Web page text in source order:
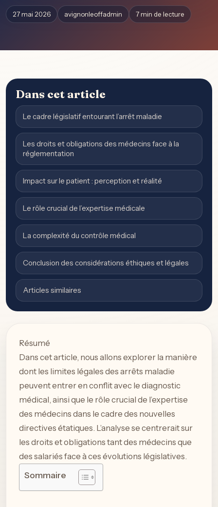
27 mai 2026 avignonleoffadmin 7 min de lecture
Dans cet article
Le cadre législatif entourant l’arrêt maladie
Les droits et obligations des médecins face à la
réglementation
Impact sur le patient : perception et réalité
Le rôle crucial de l’expertise médicale
La complexité du contrôle médical
Conclusion des considérations éthiques et légales
Articles similaires
Résumé
Dans cet article, nous allons explorer la manière
dont les limites légales des arrêts maladie
peuvent entrer en conflit avec le diagnostic
médical, ainsi que le rôle crucial de l’expertise
des médecins dans le cadre des nouvelles
directives étatiques. L’analyse se centrerait sur
les droits et obligations tant des médecins que
des salariés face à ces évolutions législatives.
Sommaire